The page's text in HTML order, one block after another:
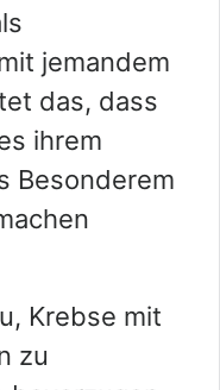
jemandem
das, dass
ihrem
Besonderem
Krebse mit
zu